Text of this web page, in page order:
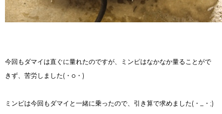
今回もダマイは直ぐに量れたのですが、ミンピはなかなか量ることがで
きず、苦労しました(・o・)
ミンピは今回もダマイと一緒に乗ったので、引き算で求めました(・_・;)